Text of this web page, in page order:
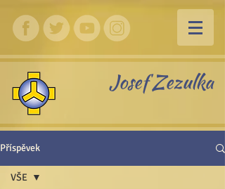
Josef Zezulka
Příspěvek
VŠE